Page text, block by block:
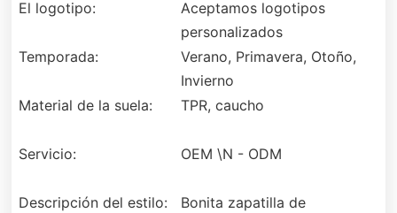
El logotipo:
Aceptamos logotipos
personalizados
Temporada:
Verano, Primavera, Otoño,
Invierno
Material de la suela:
TPR, caucho
Servicio: OEM \N - ODM
Descripción del estilo:
Bonita zapatilla de